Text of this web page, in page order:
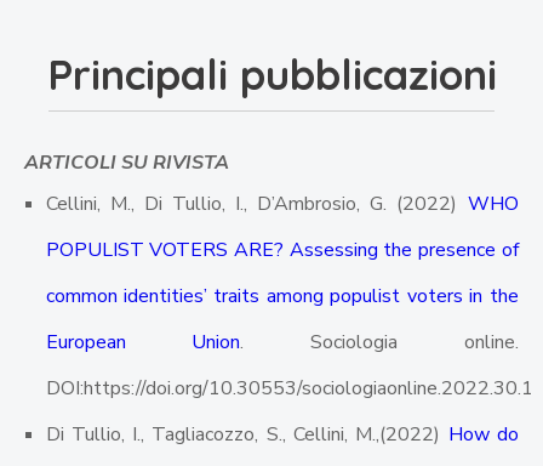
Principali pubblicazioni
ARTICOLI SU RIVISTA
Cellini, M., Di Tullio, I., D’Ambrosio, G. (2022) WHO
POPULIST VOTERS ARE? Assessing the presence of
common identities’ traits among populist voters in the
European Union. Sociologia online.
DOI:https://doi.org/10.30553/sociologiaonline.2022.30.1
Di Tullio, I., Tagliacozzo, S., Cellini, M.,(2022) How do